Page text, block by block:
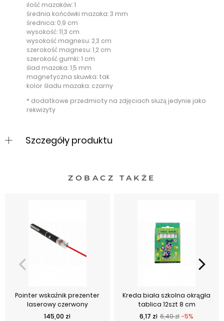
ilość mazaków: 1
średnia końcówki mazaka: 3 mm
średnica: 0,9 cm
wysokość: 11,3 cm
wysokość magnesu: 2,3 cm
szerokość magnesu: 1,2 cm
szerokość gumki: 1 cm
ślad mazaka: 1,5 mm
magnetyczna skuwka: tak
kolor śladu mazaka: czarny
* dodatkowe przedmioty na zdjęciach służą jedynie jako
rekwizyty
Szczegóły produktu
ZOBACZ TAKŻE
Pointer wskaźnik prezenter
laserowy czerwony
Cena
145,00 zł
Kreda biała szkolna okrągła
tablica 12szt 8 cm
Cena podstawowa
6,49 zł -5%
Cena
6,17 zł